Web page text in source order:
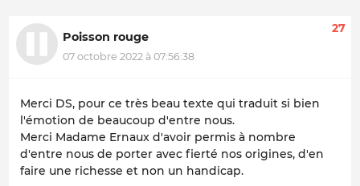
Poisson rouge
07 octobre 2022 à 07:56:38
27
Merci DS, pour ce très beau texte qui traduit si bien
l'émotion de beaucoup d'entre nous.
Merci Madame Ernaux d'avoir permis à nombre
d'entre nous de porter avec fierté nos origines, d'en
faire une richesse et non un handicap.